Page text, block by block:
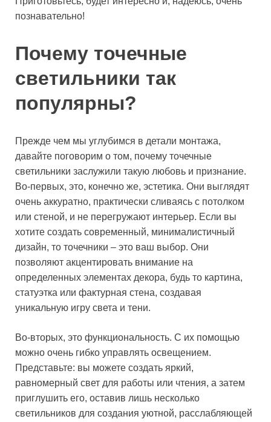
познавательно!
Почему точечные
светильники так
популярны?
Прежде чем мы углубимся в детали монтажа,
давайте поговорим о том, почему точечные
светильники заслужили такую любовь и признание.
Во-первых, это, конечно же, эстетика. Они выглядят
очень аккуратно, практически сливаясь с потолком
или стеной, и не перегружают интерьер. Если вы
хотите создать современный, минималистичный
дизайн, то точечники – это ваш выбор. Они
позволяют акцентировать внимание на
определенных элементах декора, будь то картина,
статуэтка или фактурная стена, создавая
уникальную игру света и тени.
Во-вторых, это функциональность. С их помощью
можно очень гибко управлять освещением.
Представьте: вы можете создать яркий,
равномерный свет для работы или чтения, а затем
приглушить его, оставив лишь несколько
светильников для создания уютной, расслабляющей